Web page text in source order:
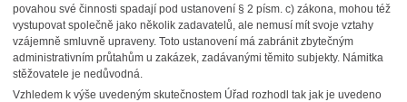
povahou své činnosti spadají pod ustanovení § 2 písm. c) zákona, mohou též
vystupovat společně jako několik zadavatelů, ale nemusí mít svoje vztahy
vzájemně smluvně upraveny. Toto ustanovení má zabránit zbytečným
administrativním průtahům u zakázek, zadávanými těmito subjekty. Námitka
stěžovatele je nedůvodná.
Vzhledem k výše uvedeným skutečnostem Úřad rozhodl tak jak je uvedeno